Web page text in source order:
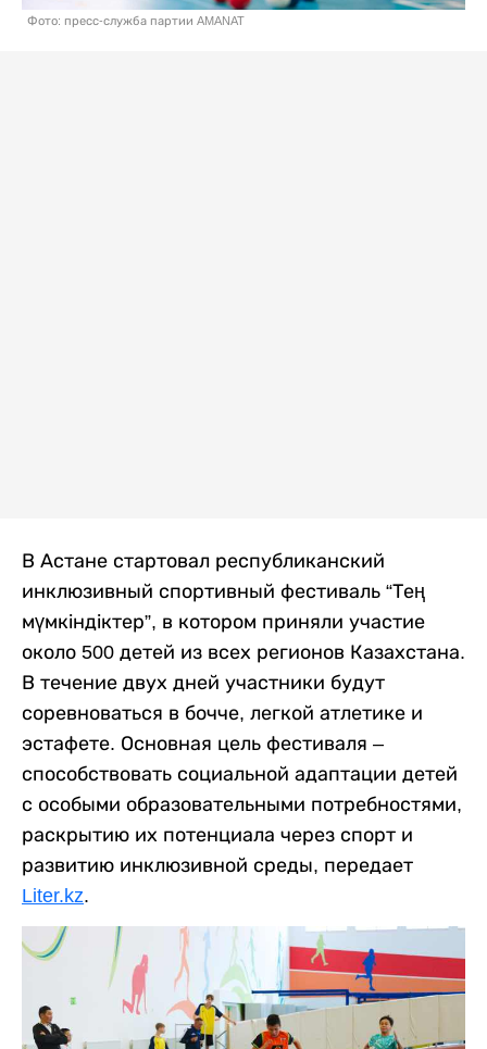
Фото: пресс-служба партии AMANAT
В Астане стартовал республиканский
инклюзивный спортивный фестиваль “Тең
мүмкіндіктер”, в котором приняли участие
около 500 детей из всех регионов Казахстана.
В течение двух дней участники будут
соревноваться в бочче, легкой атлетике и
эстафете. Основная цель фестиваля –
способствовать социальной адаптации детей
с особыми образовательными потребностями,
раскрытию их потенциала через спорт и
развитию инклюзивной среды, передает
Liter.kz.